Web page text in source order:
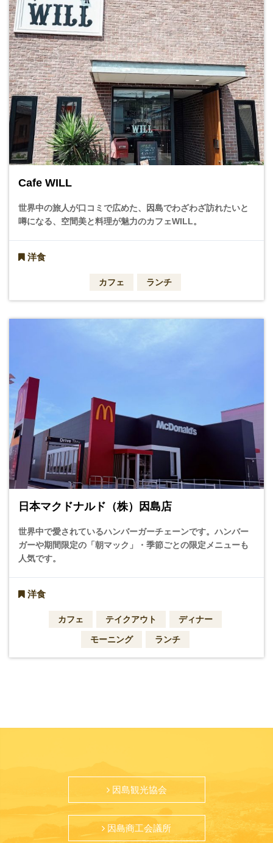
Cafe WILL
世界中の旅人が口コミで広めた、因島でわざわざ訪れたいと
噂になる、空間美と料理が魅力のカフェWILL。
洋食
カフェ ランチ
日本マクドナルド（株）因島店
世界中で愛されているハンバーガーチェーンです。ハンバー
ガーや期間限定の「朝マック」・季節ごとの限定メニューも
人気です。
洋食
カフェ テイクアウト ディナー
モーニング ランチ
因島観光協会
因島商工会議所